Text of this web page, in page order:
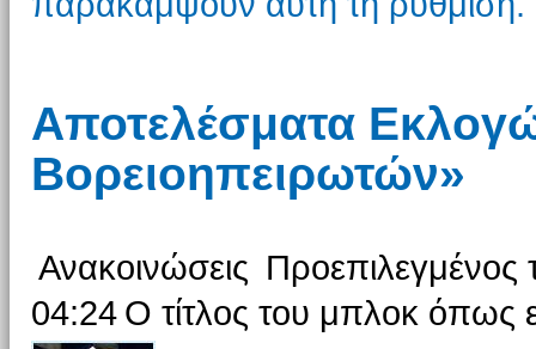
Αποτελέσματα
Βορειοηπειρωτών»
Ανακοινώσεις
04:24 Ο τίτλος του μπλοκ όπως